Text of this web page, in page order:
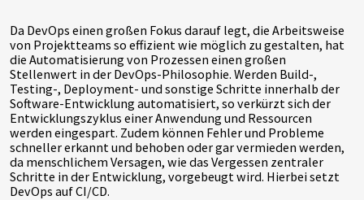
Da DevOps einen großen Fokus darauf legt, die Arbeitsweise
von Projektteams so effizient wie möglich zu gestalten, hat
die Automatisierung von Prozessen einen großen
Stellenwert in der DevOps-Philosophie. Werden Build-,
Testing-, Deployment- und sonstige Schritte innerhalb der
Software-Entwicklung automatisiert, so verkürzt sich der
Entwicklungszyklus einer Anwendung und Ressourcen
werden eingespart. Zudem können Fehler und Probleme
schneller erkannt und behoben oder gar vermieden werden,
da menschlichem Versagen, wie das Vergessen zentraler
Schritte in der Entwicklung, vorgebeugt wird. Hierbei setzt
DevOps auf CI/CD.